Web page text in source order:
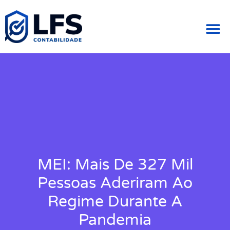
MEI: Mais De 327 Mil
Pessoas Aderiram Ao
Regime Durante A
Pandemia